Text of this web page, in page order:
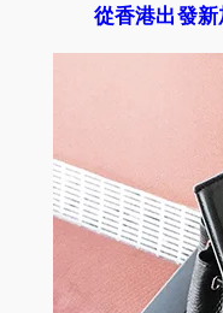
從香港出發